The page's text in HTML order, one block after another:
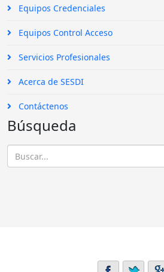
Equipos Credenciales
Equipos Control Acceso
Servicios Profesionales
Acerca de SESDI
Contáctenos
Búsqueda